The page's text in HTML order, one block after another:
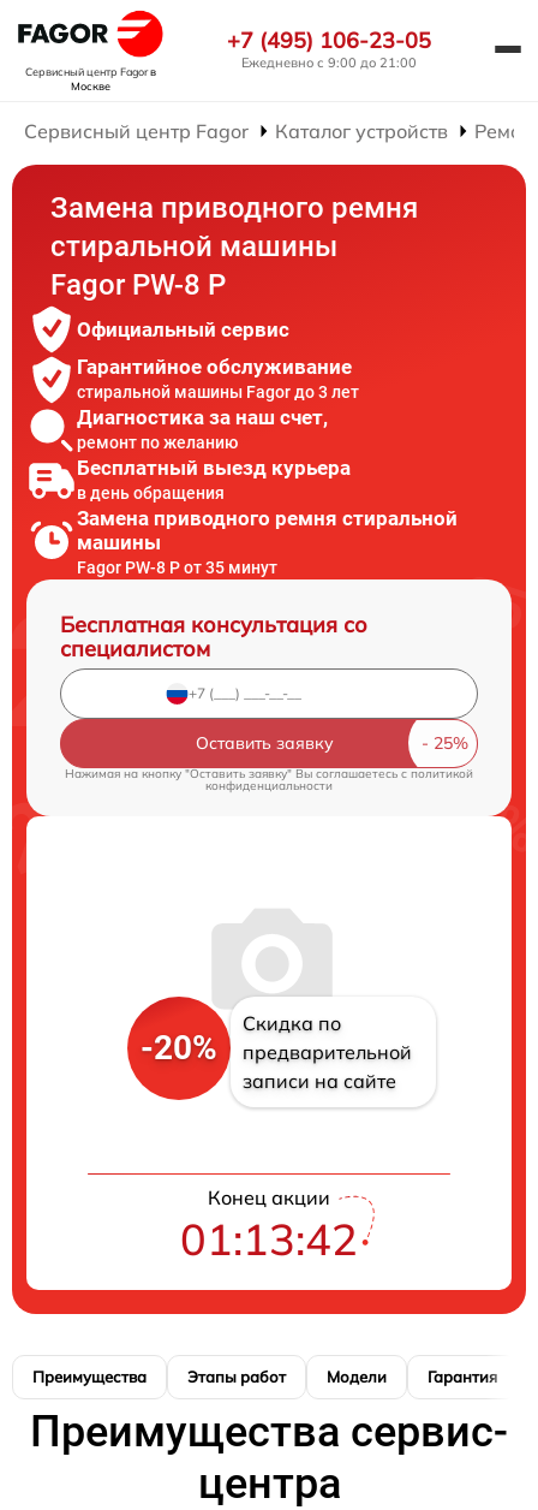
Сервисный центр Fagorв
Москве
+7 (495) 106-23-05
Ежедневно с 9:00 до 21:00
Сервисный центр Fagor Каталог устройств
Замена приводного ремня
стиральной машины
Fagor PW-8 P
Официальный сервис
Гарантийное обслуживание
стиральной машины Fagor до 3 лет
Диагностика за наш счет,
ремонт по желанию
Бесплатный выезд курьера
в день обращения
Замена приводного ремня стиральной
машины
Fagor PW-8 P от 35 минут
Бесплатная консультация со
специалистом
Оставить заявку
Нажимая на кнопку "Оставить заявку" Вы соглашаетесь cполитикой
конфиденциальности
-20%
Скидка по
предварительной
записи на сайте
Конец акции
01:13:41
Преимущества Этапы работ Модели Гарантия
Преимущества сервис-
центра